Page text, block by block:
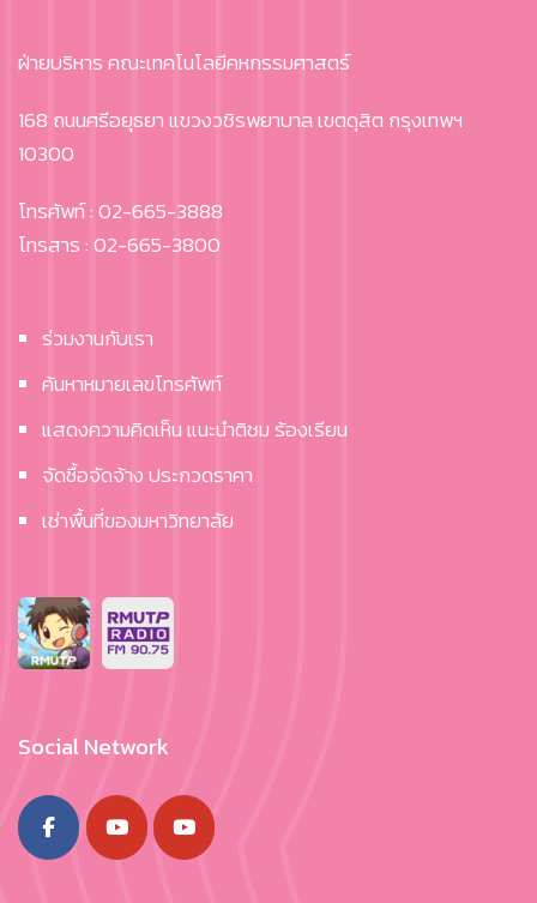
ฝ่ายบริหาร คณะเทคโนโลยีคหกรรมศาสตร์
168 ถนนศรีอยุธยา แขวงวชิรพยาบาล เขตดุสิต กรุงเทพฯ
10300
โทรศัพท์ : 02-665-3888
โทรสาร : 02-665-3800
ร่วมงานกับเรา
ค้นหาหมายเลขโทรศัพท์
แสดงความคิดเห็น แนะนำติชม ร้องเรียน
จัดซื้อจัดจ้าง ประกวดราคา
เช่าพื้นที่ของมหาวิทยาลัย
Social Network